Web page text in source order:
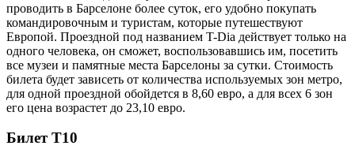
проводить в Барселоне более суток, его удобно покупать
командировочным и туристам, которые путешествуют
Европой. Проездной под названием T-Dia действует только на
одного человека, он сможет, воспользовавшись им, посетить
все музеи и памятные места Барселоны за сутки. Стоимость
билета будет зависеть от количества используемых зон метро,
для одной проездной обойдется в 8,60 евро, а для всех 6 зон
его цена возрастет до 23,10 евро.
Билет T10